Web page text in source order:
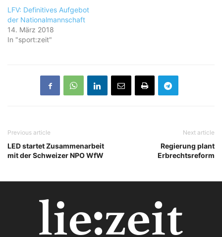
LFV: Definitives Aufgebot
der Nationalmannschaft
14. März 2018
In "sport:zeit"
Previous article
LED startet Zusammenarbeit
mit der Schweizer NPO WfW
Next article
Regierung plant
Erbrechtsreform